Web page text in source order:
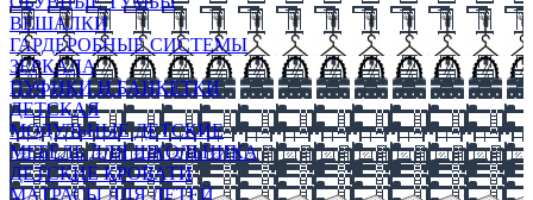
ВЕШАЛКИ
ГАРДЕРОБНЫЕ СИСТЕМЫ
ЗЕРКАЛА
ПУФИКИ И БАНКЕТКИ
ДЕТСКАЯ
МОДУЛЬНЫЕ ДЕТСКИЕ
МЕБЕЛЬ ДЛЯ ШКОЛЬНИКА
ДЕТСКИЕ КРОВАТИ
МАТРАСЫ ДЛЯ ДЕТЕЙ